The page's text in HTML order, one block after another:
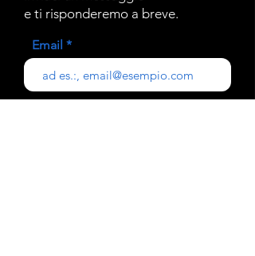
e ti risponderemo a breve.
Email